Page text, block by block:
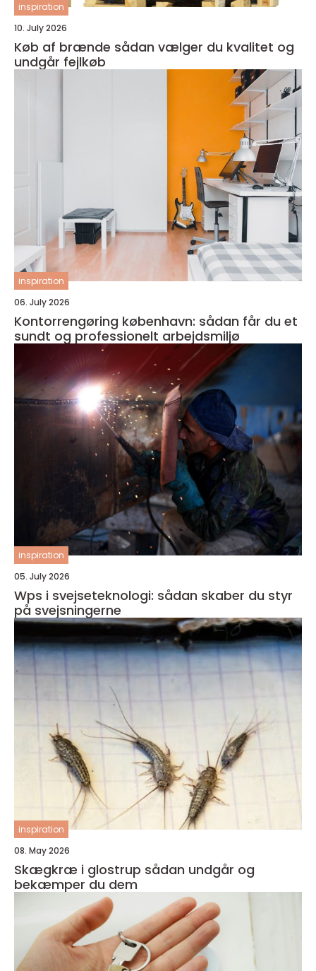
inspiration
10. July 2026
Køb af brænde sådan vælger du kvalitet og
undgår fejlkøb
inspiration
06. July 2026
Kontorrengøring københavn: sådan får du et
sundt og professionelt arbejdsmiljø
inspiration
05. July 2026
Wps i svejseteknologi: sådan skaber du styr
på svejsningerne
inspiration
08. May 2026
Skægkræ i glostrup sådan undgår og
bekæmper du dem